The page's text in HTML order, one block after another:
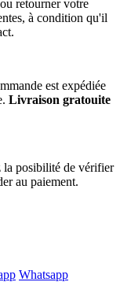
retourner votre
à condition qu'il
est expédiée
Livraison gratouite
la posibilité de vérifier
au paiement.
Whatsapp